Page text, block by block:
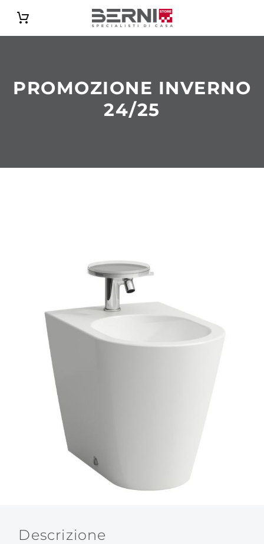
PROMOZIONE INVERNO
24/25
Descrizione